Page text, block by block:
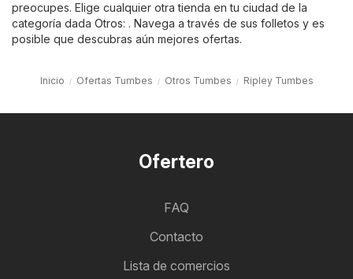
preocupes. Elige cualquier otra tienda en tu ciudad de la
categoría dada Otros: . Navega a través de sus folletos y es
posible que descubras aún mejores ofertas.
Inicio Ofertas Tumbes Otros Tumbes Ripley Tumbes
Ofertero
FAQ
Contacto
Lista de comercios